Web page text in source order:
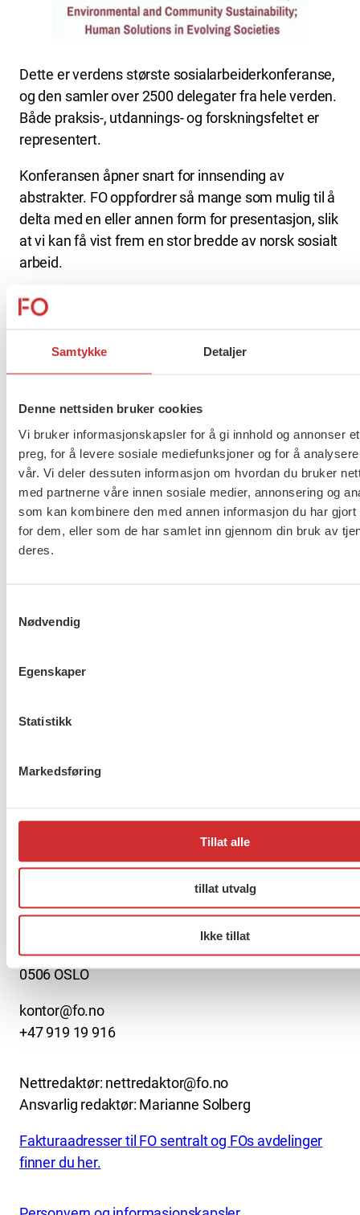
Samtykke Detaljer
Denne nettsiden bruker cookies
Vi bruker informasjonskapsler for å gi innhold og annonser
preg, for å levere sosiale mediefunksjoner og for å
vår. Vi deler dessuten informasjon om hvordan du bruker
med partnerne våre innen sosiale medier, annonsering og
som kan kombinere den med annen informasjon du har gjort
for dem, eller som de har samlet inn gjennom din bruk av
deres.
Nødvendig
Egenskaper
Statistikk
Markedsføring
Tillat alle
tillat utvalg
Ikke tillat
Dette er verdens største sosialarbeiderkonferanse,
og den samler over 2500 delegater fra hele verden.
Både praksis-, utdannings- og forskningsfeltet er
representert.
Konferansen åpner snart for innsending av
abstrakter. FO oppfordrer så mange som mulig til å
delta med en eller annen form for presentasjon, slik
at vi kan få vist frem en stor bredde av norsk sosialt
arbeid.
I løpet av høsten vil FO åpne for søknader til
fagstipend for 2018, og i den forbindelse vil det
presentasjon på konferansen.
Flere saker Se alle
About us (English)
FO (Fellesorganisasjonen)
Pb. 4693 Sofienberg
0506 OSLO
kontor@fo.no
+47 919 19 916
Nettredaktør: nettredaktor@fo.no
Ansvarlig redaktør: Marianne Solberg
Fakturaadresser til FO sentralt og FOs avdelinger
finner du her.